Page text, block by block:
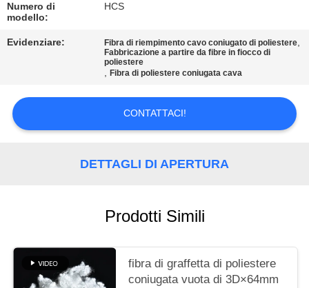
MAPPA
DEL
PRIVACY
POLICY
Numero di
modello:
HCS
Evidenziare: Fibra di riempimento cavo coniugato di poliestere,
Fabbricazione a partire da fibre in fiocco di
poliestere
,Fibra di poliestere coniugata cava
CONTATTACI!
DETTAGLI DI APERTURA
Prodotti Simili
fibra di graffetta di poliestere
coniugata vuota di 3D×64mm